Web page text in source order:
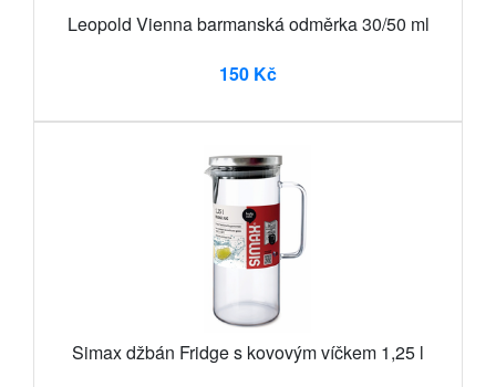
Leopold Vienna barmanská odměrka 30/50 ml
150 Kč
Simax džbán Fridge s kovovým víčkem 1,25 l